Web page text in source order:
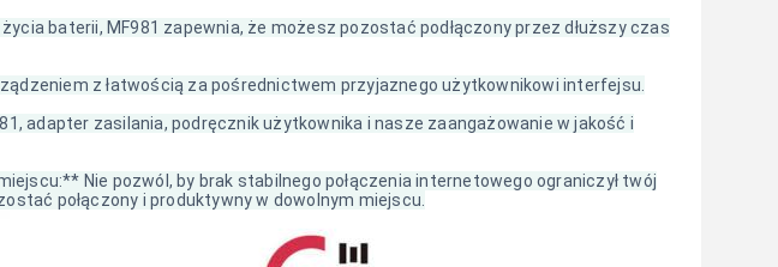
baterii, MF981 zapewnia, że możesz pozostać podłączony przez dłuższy czas
z łatwością za pośrednictwem przyjaznego użytkownikowi interfejsu.
adapter zasilania, podręcznik użytkownika i nasze zaangażowanie w jakość i
Nie pozwól, by brak stabilnego połączenia internetowego ograniczył twój
połączony i produktywny w dowolnym miejscu.